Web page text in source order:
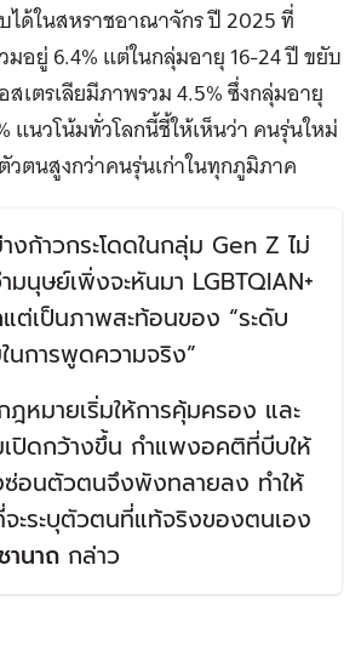
ด้ในสหราชอาณาจักร ปี 2025 ที่
มอยู่ 6.4% แต่ในกลุ่มอายุ 16-24 ปี ขยับ
สเตรเลียมีภาพรวม 4.5% ซึ่งกลุ่มอายุ
แนวโน้มทั่วโลกนี้ชี้ให้เห็นว่า คนรุ่นใหม่
วตนสูงกว่าคนรุ่นเก่าในทุกภูมิภาค
งก้าวกระโดดในกลุ่ม Gen Z ไม่
มนุษย์เพิ่งจะหันมา LGBTQIAN+
ต่เป็นภาพสะท้อนของ “ระดับ
การพูดความจริง”
ฎหมายเริ่มให้การคุ้มครอง และ
ปิดกว้างขึ้น กำแพงอคติที่บีบให้
อนตัวตนจึงพังทลายลง ทำให้
ะระบุตัวตนที่แท้จริงของตนเอง
านาถ กล่าว